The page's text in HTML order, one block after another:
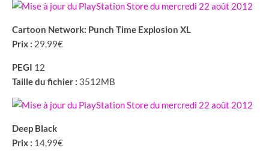
Cartoon Network: Punch Time Explosion XL
Prix : 29,99€
PEGI 12
Taille du fichier : 3512MB
Deep Black
Prix : 14,99€